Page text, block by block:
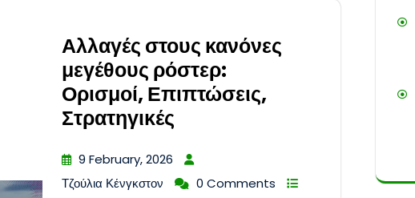
Αλλαγές στους κανόνες
μεγέθους ρόστερ:
Ορισμοί, Επιπτώσεις,
Στρατηγικές
9 February, 2026
Τζούλια Κένγκστον
0 Comments